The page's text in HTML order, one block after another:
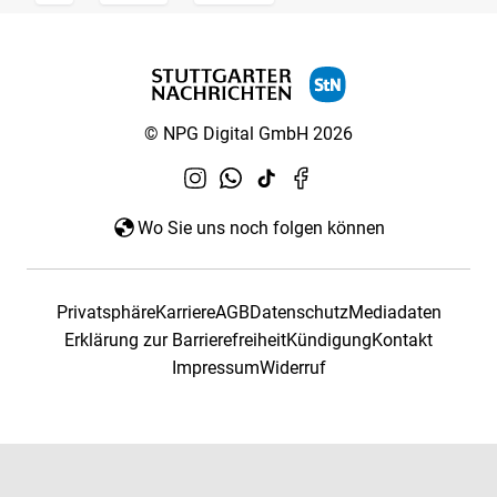
© NPG Digital GmbH 2026
Wo Sie uns noch folgen können
PrivatsphäreKarriereAGBDatenschutzMediadaten
Erklärung zur BarrierefreiheitKündigungKontakt
ImpressumWiderruf